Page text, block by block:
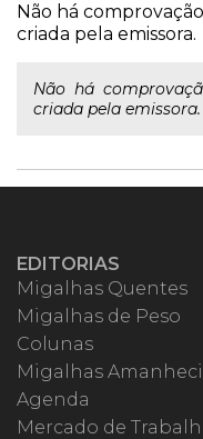
Não há
criada pela emissora.
Não há
criada pela emissora.
EDITORIAS
Migalhas Quentes
Migalhas de Peso
Colunas
Migalhas
Agenda
Mercado de